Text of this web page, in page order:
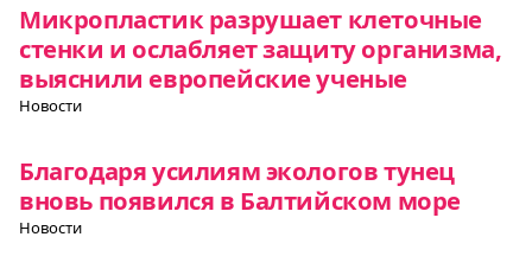
Микропластик разрушает клеточные
стенки и ослабляет защиту организма,
выяснили европейские ученые
Новости
Благодаря усилиям экологов тунец
вновь появился в Балтийском море
Новости